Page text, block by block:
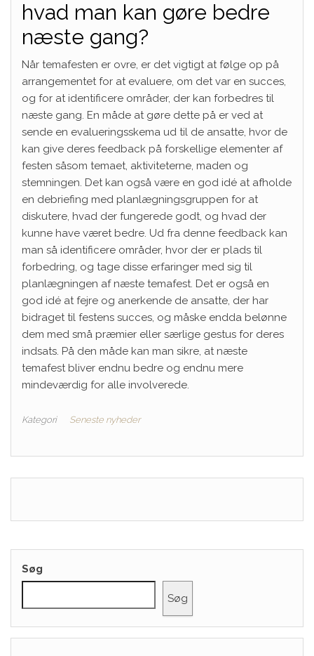
hvad man kan gøre bedre
næste gang?
Når temafesten er ovre, er det vigtigt at følge op på
arrangementet for at evaluere, om det var en succes,
og for at identificere områder, der kan forbedres til
næste gang. En måde at gøre dette på er ved at
sende en evalueringsskema ud til de ansatte, hvor de
kan give deres feedback på forskellige elementer af
festen såsom temaet, aktiviteterne, maden og
stemningen. Det kan også være en god idé at afholde
en debriefing med planlægningsgruppen for at
diskutere, hvad der fungerede godt, og hvad der
kunne have været bedre. Ud fra denne feedback kan
man så identificere områder, hvor der er plads til
forbedring, og tage disse erfaringer med sig til
planlægningen af næste temafest. Det er også en
god idé at fejre og anerkende de ansatte, der har
bidraget til festens succes, og måske endda belønne
dem med små præmier eller særlige gestus for deres
indsats. På den måde kan man sikre, at næste
temafest bliver endnu bedre og endnu mere
mindeværdig for alle involverede.
Kategori Seneste nyheder
Søg
Søg